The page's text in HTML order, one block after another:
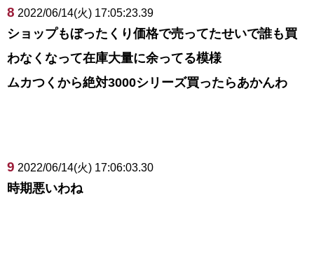
8 2022/06/14(火) 17:05:23.39
ショップもぼったくり価格で売ってたせいで誰も買
わなくなって在庫大量に余ってる模様
ムカつくから絶対3000シリーズ買ったらあかんわ
9 2022/06/14(火) 17:06:03.30
時期悪いわね